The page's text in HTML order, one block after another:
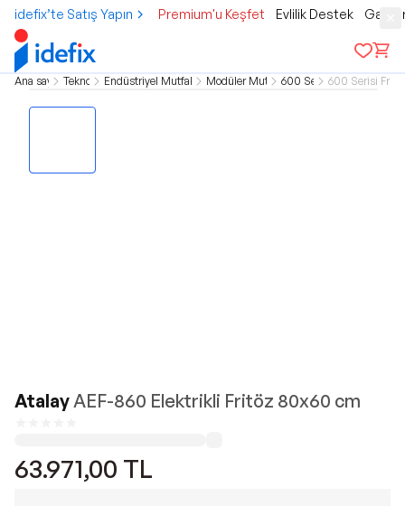
idefix’te Satış Yapın Premium'u Keşfet Evlilik Destek
Ana sayfa Teknoloji Endüstriyel Mutfak GrubuModüler Mutfaklar600 Serisi600 Serisi
AtalayAEF-860 Elektrikli Fritöz 80x60 cm
63.971,00 TL